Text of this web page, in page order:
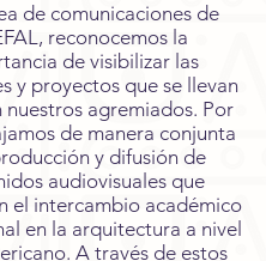
de comunicaciones de
reconocemos la
de visibilizar las
y proyectos que se llevan
nuestros agremiados. Por
de manera conjunta
y difusión de
audiovisuales que
el intercambio académico
en la arquitectura a nivel
A través de estos